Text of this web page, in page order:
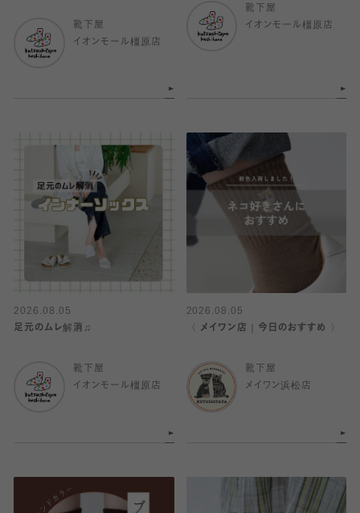
靴下屋
イオンモール橿原店
靴下屋
イオンモール橿原店
2026.08.05
足元のムレ解消♫
靴下屋
イオンモール橿原店
2026.08.05
〈 メイワン店｜今日のおすすめ 〉
靴下屋
メイワン浜松店